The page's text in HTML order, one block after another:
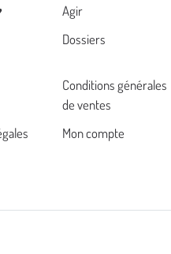
Agir
Dossiers
Conditions générales
de ventes
Mon compte